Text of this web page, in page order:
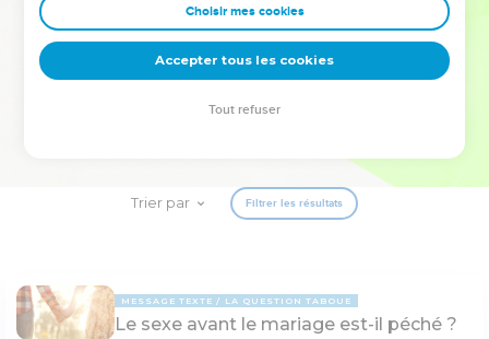
clés pour avancer avec plus de sagesse afin que leurs erreurs
deviennent vos tremplins. Que vous guidiez un ministère, une
équipe, un groupe ou une famille, leur expérience est faite
pour vous.
Trier par Filtrer les résultats
MESSAGE TEXTE LA QUESTION TABOUE
Le sexe avant le mariage est-il péché ?
Choisir mes cookies
Accepter tous les cookies
Tout refuser